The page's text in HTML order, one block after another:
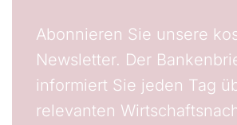
Abonnieren Sie unsere
Newsletter. Der
informiert Sie jeden Tag
relevanten